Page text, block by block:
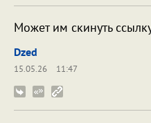
Может им скинуть
Dzed
15.05.26
11:47